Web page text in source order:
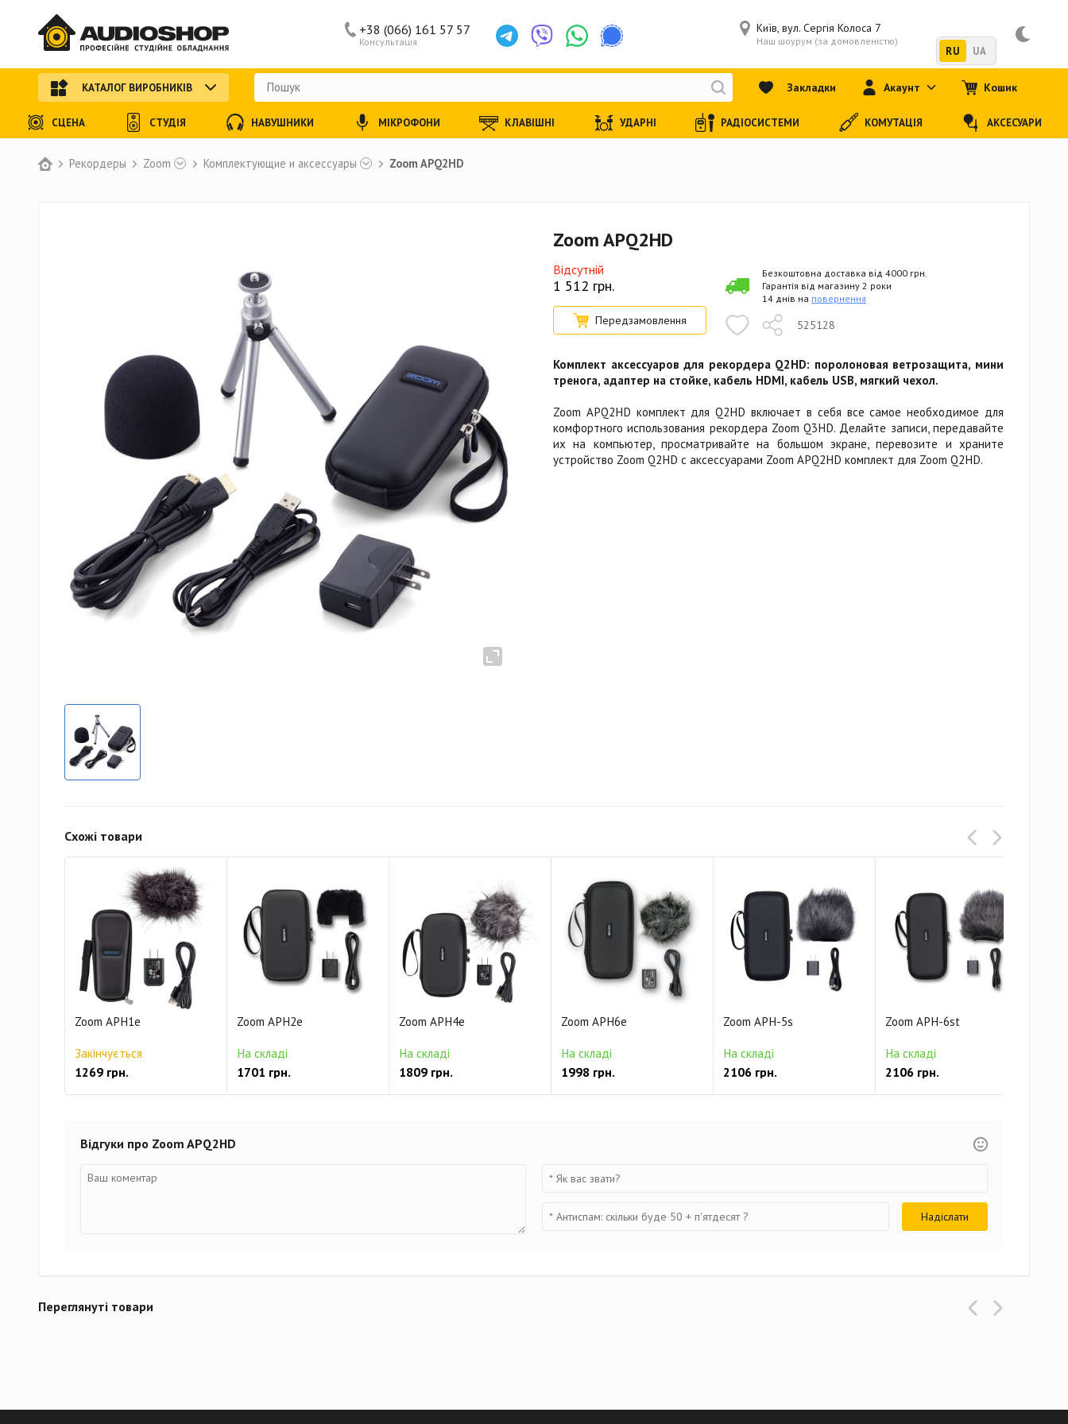
Рекордеры Zoom Комплектующие и аксессуары Zoom APQ2HD
Zoom APQ2HD
Відсутній
1 512 грн.
Передзамовлення 525128
Безкоштовна доставка від 4000 грн.
Гарантія від магазину 2 роки
14 днів на повернення
Комплект аксессуаров для рекордера Q2HD: поролоновая ветрозащита, мини
тренога, адаптер на стойке, кабель HDMI, кабель USB, мягкий чехол.
Zoom APQ2HD комплект для Q2HD включает в себя все самое необходимое для
комфортного использования рекордера Zoom Q3HD. Делайте записи, передавайте
их на компьютер, просматривайте на большом экране, перевозите и храните
устройство Zoom Q2HD с аксессуарами Zoom APQ2HD комплект для Zoom Q2HD.
Схожі товари
Zoom APH1e
Закінчується
1269 грн.
Zoom APH2e
На складі
1701 грн.
Zoom APH4e
На складі
1809 грн.
Zoom APH6e
На складі
1998 грн.
Zoom APH-5s
На складі
2106 грн.
Zoom APH-6st
На складі
2106 грн.
Відгуки про Zoom APQ2HD
Переглянуті товари
Консультація
+38 (066) 161 57 57 Київ, вул. Сергія Колоса 7
Наш шоурум (за домовленістю)
RU UA
КАТАЛОГ ВИРОБНИКІВ Закладки Акаунт Кошик
СЦЕНА СТУДІЯ НАВУШНИКИ МІКРОФОНИ КЛАВІШНІ УДАРНІ РАДІОСИСТЕМИ КОМУТАЦІЯ АКСЕСУАРИ